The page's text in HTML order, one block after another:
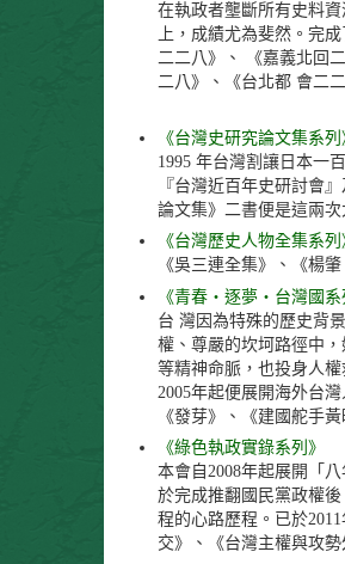
在執政者壟斷所有史料
上，成績尤為斐然。完
二二八》、 《嘉義北回
二八》、《台北都 會二
《台灣史研究論文集系列
1995 年台灣割讓日本一
『台灣近百年史研討會
論文集》二書便是這兩次
《台灣歷史人物全集系列
《吳三連全集》、《楊
《青春‧逐夢‧台灣國系
台 灣因為特殊的歷史背
權、尊嚴的坎坷路徑中
等精神命脈，也投身人
2005年起便展開海外台
《發芽》、《建國舵手
《綠色執政實錄系列》
本會自2008年起展開「
於完成推翻國民黨政權
程的心路歷程。已於
交》、《台灣主權與攻